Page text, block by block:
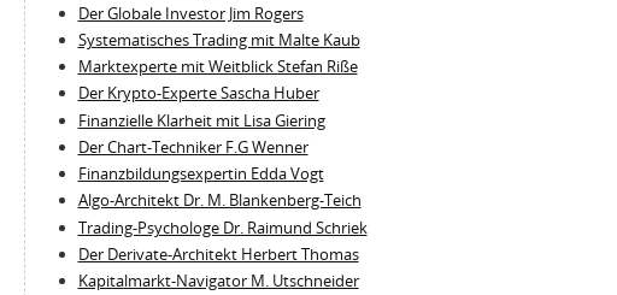
Der Globale Investor Jim Rogers
Systematisches Trading mit Malte Kaub
Marktexperte mit Weitblick Stefan Riße
Der Krypto-Experte Sascha Huber
Finanzielle Klarheit mit Lisa Giering
Der Chart-Techniker F.G Wenner
Finanzbildungsexpertin Edda Vogt
Algo‑Architekt Dr. M. Blankenberg‑Teich
Trading-Psychologe Dr. Raimund Schriek
Der Derivate‑Architekt Herbert Thomas
Kapitalmarkt-Navigator M. Utschneider